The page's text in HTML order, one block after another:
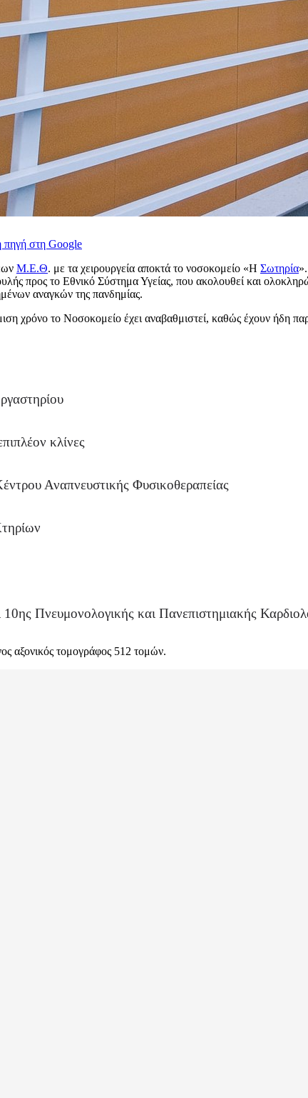
στη Google
Μ.Ε.Θ. με τα χειρουργεία αποκτά το νοσοκομείο «Η Σωτηρία
προς το Εθνικό Σύστημα Υγείας, που ακολουθεί και
αναγκών της πανδημίας.
χρόνο το Νοσοκομείο έχει αναβαθμιστεί, καθώς έχουν ήδη
κλίνες
Αναπνευστικής Φυσικοθεραπείας
Πνευμονολογικής και Πανεπιστημιακής
αξονικός τομογράφος 512 τομών.